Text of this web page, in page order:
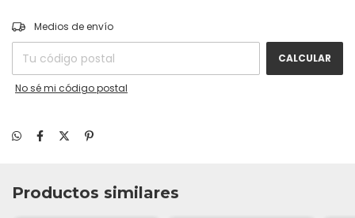
Entregas para el CP:
Medios de envío
CALCULAR
No sé mi código postal
Productos similares